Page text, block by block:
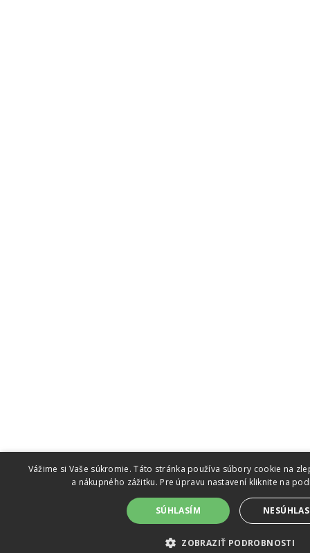
Vážime si Vaše súkromie. Táto stránka používa súbory cookie na
a nákupného zážitku. Pre úpravu nastavení kliknite na
SÚHLASÍM
ZOBRAZIŤ PODROBNOSTI